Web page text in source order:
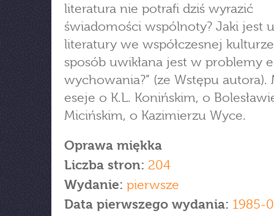
literatura nie potrafi dziś wyrazić
świadomości wspólnoty? Jaki jest
literatury we współczesnej
sposób uwikłana jest w problemy
wychowania?” (ze Wstępu autora).
eseje o K.L. Konińskim, o
Micińskim, o Kazimierzu Wyce.
Oprawa miękka
Liczba stron: 204
Wydanie: pierwsze
Data pierwszego wydania: 1985-